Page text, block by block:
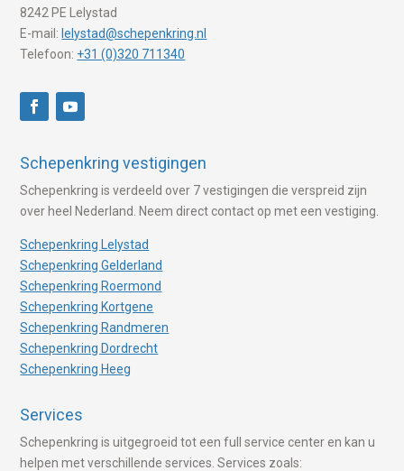
8242 PE Lelystad
E-mail: lelystad@schepenkring.nl
Telefoon: +31 (0)320 711340
Schepenkring vestigingen
Schepenkring is verdeeld over 7 vestigingen die verspreid zijn
over heel Nederland. Neem direct contact op met een vestiging.
Schepenkring Lelystad
Schepenkring Gelderland
Schepenkring Roermond
Schepenkring Kortgene
Schepenkring Randmeren
Schepenkring Dordrecht
Schepenkring Heeg
Services
Schepenkring is uitgegroeid tot een full service center en kan u
helpen met verschillende services. Services zoals: